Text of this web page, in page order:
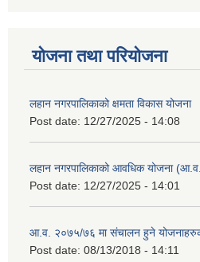
योजना तथा परियोजना
लहान नगरपालिकाको क्षमता विकास योजना
Post date: 12/27/2025 - 14:08
लहान नगरपालिकाको आवधिक योजना
Post date: 12/27/2025 - 14:01
आ.व. २०७५/७६ मा संचालन हुने
Post date: 08/13/2018 - 14:11